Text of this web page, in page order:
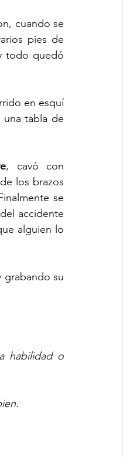
cuando se
pies de
todo quedó
en esquí
tabla de
, cavó con
los brazos
se
accidente
alguien lo
grabando su
habilidad o